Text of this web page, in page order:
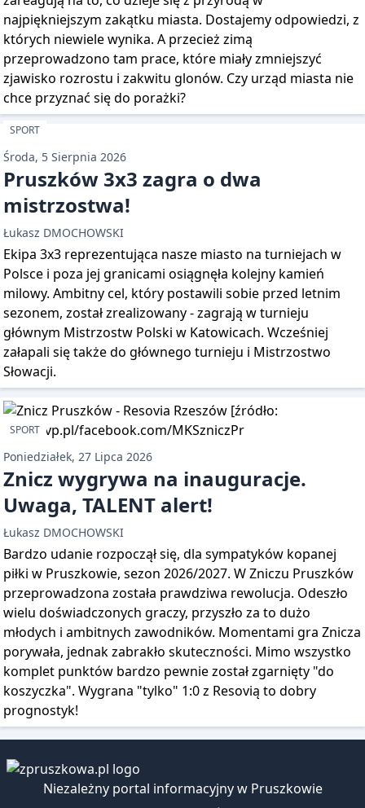
najpiękniejszym zakątku miasta. Dostajemy odpowiedzi, z
których niewiele wynika. A przecież zimą
przeprowadzono tam prace, które miały zmniejszyć
zjawisko rozrostu i zakwitu glonów. Czy urząd miasta nie
chce przyznać się do porażki?
SPORT
Środa, 5 Sierpnia 2026
Pruszków 3x3 zagra o dwa
mistrzostwa!
Łukasz DMOCHOWSKI
Ekipa 3x3 reprezentująca nasze miasto na turniejach w
Polsce i poza jej granicami osiągnęła kolejny kamień
milowy. Ambitny cel, który postawili sobie przed letnim
sezonem, został zrealizowany - zagrają w turnieju
głównym Mistrzostw Polski w Katowicach. Wcześniej
załapali się także do głównego turnieju i Mistrzostwo
Słowacji.
SPORT
Poniedziałek, 27 Lipca 2026
Znicz wygrywa na inauguracje.
Uwaga, TALENT alert!
Łukasz DMOCHOWSKI
Bardzo udanie rozpoczął się, dla sympatyków kopanej
piłki w Pruszkowie, sezon 2026/2027. W Zniczu Pruszków
przeprowadzona została prawdziwa rewolucja. Odeszło
wielu doświadczonych graczy, przyszło za to dużo
młodych i ambitnych zawodników. Momentami gra Znicza
porywała, jednak zabrakło skuteczności. Mimo wszystko
komplet punktów bardzo pewnie został zgarnięty "do
koszyczka". Wygrana "tylko" 1:0 z Resovią to dobry
prognostyk!
Niezależny portal informacyjny w Pruszkowie